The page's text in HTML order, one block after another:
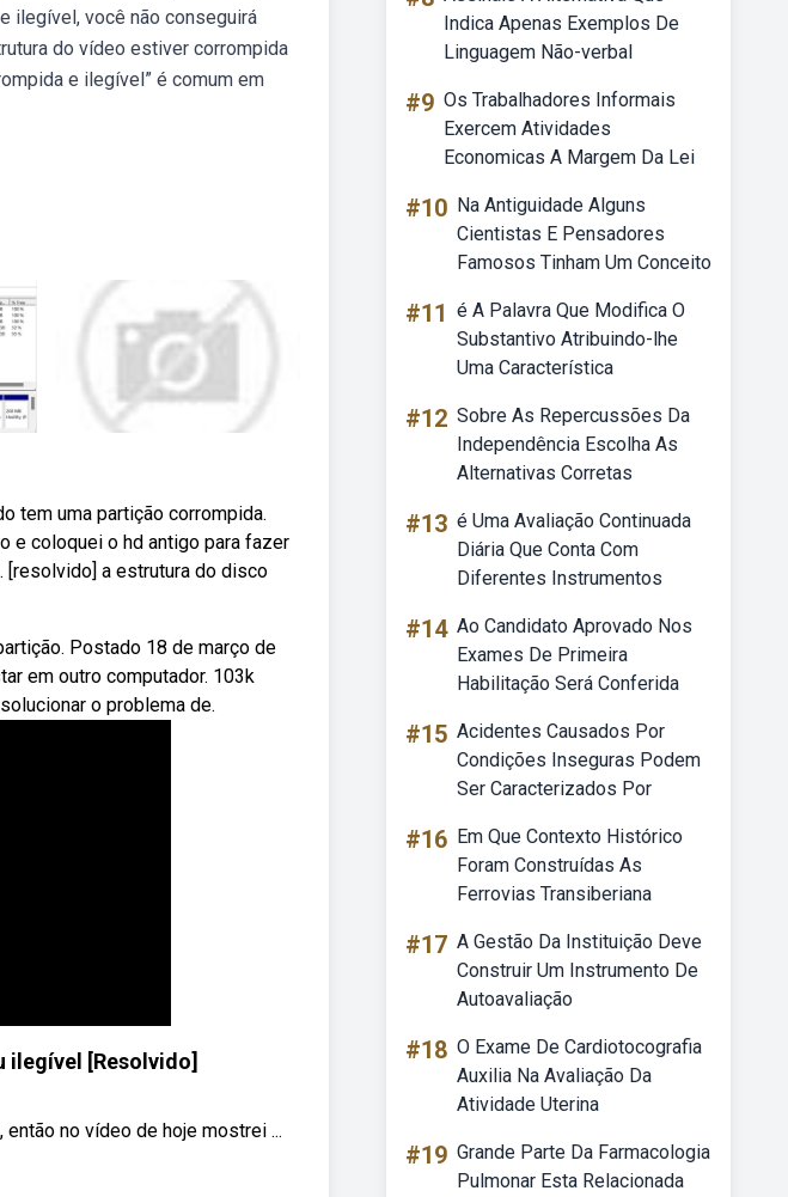
ilegível, você não conseguirá
do vídeo estiver corrompida
e ilegível” é comum em
tem uma partição corrompida.
e coloquei o hd antigo para fazer
[resolvido] a estrutura do disco
Postado 18 de março de
em outro computador. 103k
o problema de.
ilegível [Resolvido]
no vídeo de hoje mostrei ...
Indica Apenas Exemplos De
Linguagem Não-verbal
#9 Os Trabalhadores Informais
Exercem Atividades
Economicas A Margem Da Lei
#10 Na Antiguidade Alguns
Cientistas E Pensadores
Famosos Tinham Um Conceito
#11 é A Palavra Que Modifica O
Substantivo Atribuindo-lhe
Uma Característica
#12 Sobre As Repercussões Da
Independência Escolha As
Alternativas Corretas
#13 é Uma Avaliação Continuada
Diária Que Conta Com
Diferentes Instrumentos
#14 Ao Candidato Aprovado Nos
Exames De Primeira
Habilitação Será Conferida
#15 Acidentes Causados Por
Condições Inseguras Podem
Ser Caracterizados Por
#16 Em Que Contexto Histórico
Foram Construídas As
Ferrovias Transiberiana
#17 A Gestão Da Instituição Deve
Construir Um Instrumento De
Autoavaliação
#18 O Exame De Cardiotocografia
Auxilia Na Avaliação Da
Atividade Uterina
#19 Grande Parte Da Farmacologia
Pulmonar Esta Relacionada